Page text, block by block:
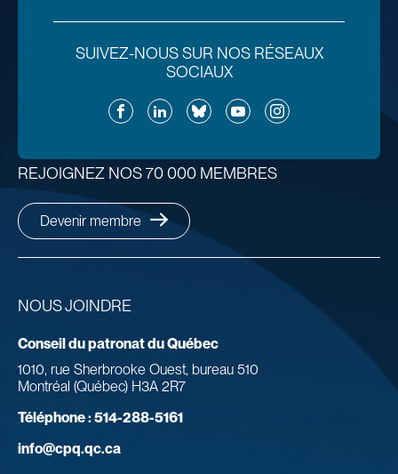
SUIVEZ-NOUS SUR NOS RÉSEAUX
SOCIAUX
FacebookLinkedInBlueskyYouTubeInstagram
NOUS JOINDRE
Conseil du patronat du Québec
1010, rue Sherbrooke Ouest, bureau 510
Montréal (Québec) H3A 2R7
Téléphone :514-288-5161
info@cpq.qc.ca
REJOIGNEZ NOS 70 000 MEMBRES
Devenir membre